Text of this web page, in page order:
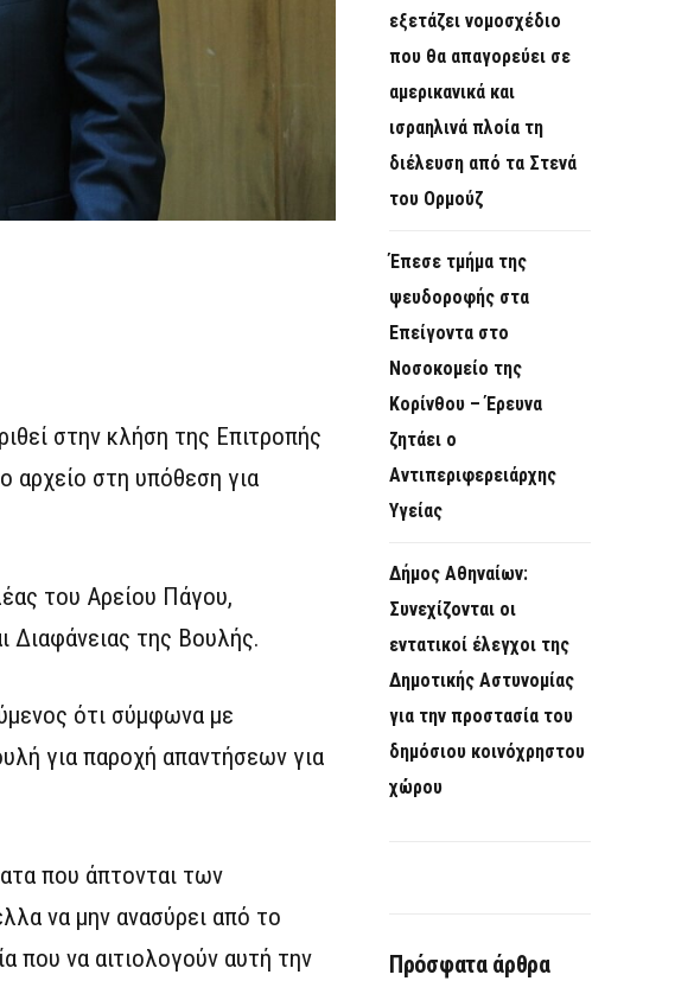
στην κλήση της Επιτροπής
αρχείο στη υπόθεση για
του Αρείου Πάγου,
Διαφάνειας της Βουλής.
ότι σύμφωνα με
για παροχή απαντήσεων για
που άπτονται των
να μην ανασύρει από το
που να αιτιολογούν αυτή την
εξετάζει νομοσχέδιο
που θα απαγορεύει σε
αμερικανικά και
ισραηλινά πλοία τη
διέλευση από τα Στενά
του Ορμούζ
Έπεσε τμήμα της
ψευδοροφής στα
Επείγοντα στο
Νοσοκομείο της
Κορίνθου – Έρευνα
ζητάει ο
Αντιπεριφερειάρχης
Υγείας
Δήμος Αθηναίων:
Συνεχίζονται οι
εντατικοί έλεγχοι της
Δημοτικής Αστυνομίας
για την προστασία του
δημόσιου κοινόχρηστου
χώρου
Πρόσφατα άρθρα